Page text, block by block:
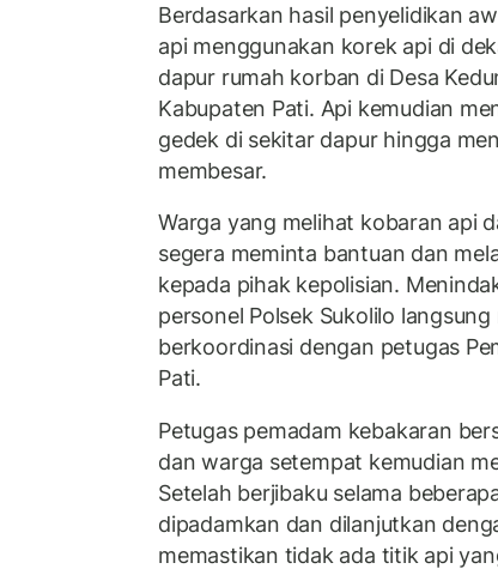
Berdasarkan hasil penyelidikan
api menggunakan korek api di
dapur rumah korban di Desa
Kabupaten Pati. Api kemudian
gedek di sekitar dapur hingga
membesar.
Warga yang melihat kobaran api
segera meminta bantuan dan
kepada pihak kepolisian.
personel Polsek Sukolilo
berkoordinasi dengan petugas
Pati.
Petugas pemadam kebakaran
dan warga setempat kemudian
Setelah berjibaku selama
dipadamkan dan dilanjutkan
memastikan tidak ada titik api